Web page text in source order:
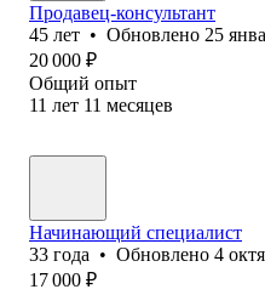
Продавец-консультант
45 лет • Обновлено 25
20 000 ₽
Общий опыт
11 лет 11 месяцев
Начинающий специалист
33 года • Обновлено 4
17 000 ₽